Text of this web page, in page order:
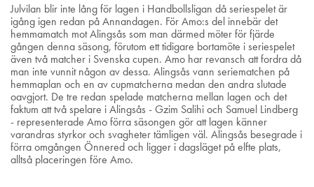
Julvilan blir inte lång för lagen i Handbollsligan då seriespelet är
igång igen redan på Annandagen. För Amo:s del innebär det
hemmamatch mot Alingsås som man därmed möter för fjärde
gången denna säsong, förutom ett tidigare bortamöte i seriespelet
även två matcher i Svenska cupen. Amo har revansch att fordra då
man inte vunnit någon av dessa. Alingsås vann seriematchen på
hemmaplan och en av cupmatcherna medan den andra slutade
oavgjort. De tre redan spelade matcherna mellan lagen och det
faktum att två spelare i Alingsås - Gzim Salihi och Samuel Lindberg
- representerade Amo förra säsongen gör att lagen känner
varandras styrkor och svagheter tämligen väl. Alingsås besegrade i
förra omgången Önnered och ligger i dagsläget på elfte plats,
alltså placeringen före Amo.